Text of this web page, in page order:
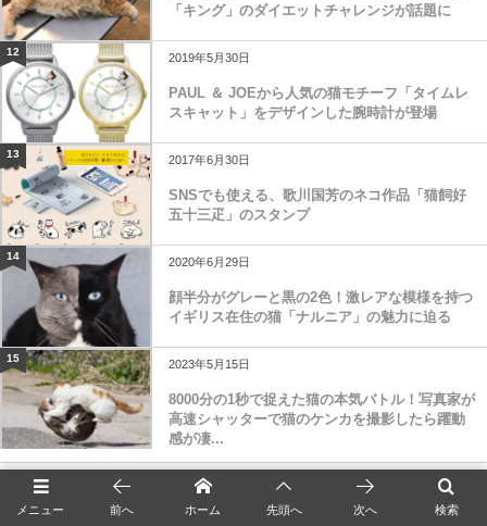
「キング」のダイエットチャレンジが話題に
12 2019年5月30日
PAUL ＆ JOEから人気の猫モチーフ「タイムレ
スキャット」をデザインした腕時計が登場
13 2017年6月30日
SNSでも使える、歌川国芳のネコ作品「猫飼好
五十三疋」のスタンプ
14 2020年6月29日
顔半分がグレーと黒の2色！激レアな模様を持つ
イギリス在住の猫「ナルニア」の魅力に迫る
15 2023年5月15日
8000分の1秒で捉えた猫の本気バトル！写真家が
高速シャッターで猫のケンカを撮影したら躍動
感が凄...
＜お得な特典が盛りだくさん＞
メニュー 検索
前へ ホーム 先頭へ 次へ